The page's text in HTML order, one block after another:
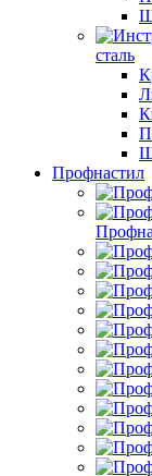
сталь
Профнастил